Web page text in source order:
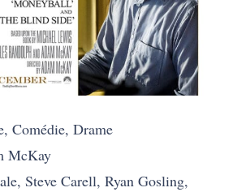
Comédie, Drame
McKay
Steve Carell, Ryan Gosling,